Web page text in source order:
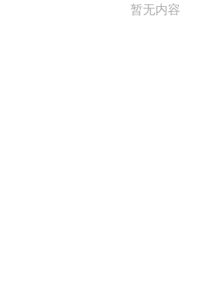
暂无内容